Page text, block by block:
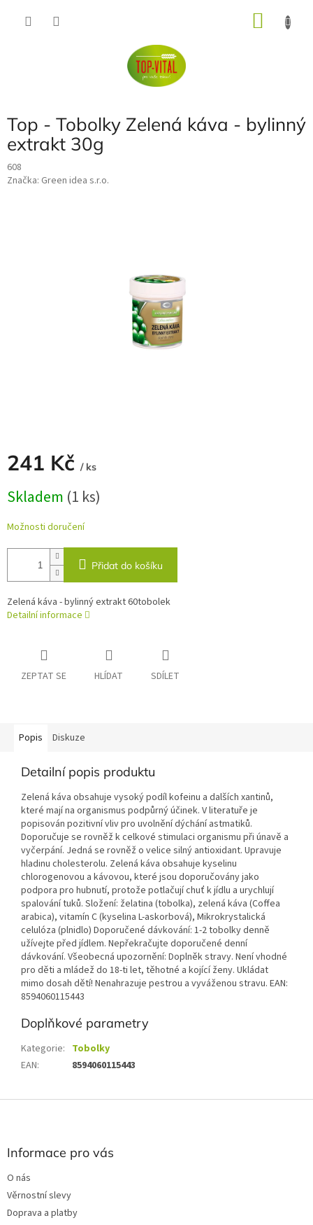
Top - Tobolky Zelená káva - bylinný
extrakt 30g
608
Značka: Green idea s.r.o.
241 Kč / ks
cena:
Skladem (1 ks)
Možnosti doručení
Přidat do košíku
Zelená káva - bylinný extrakt 60tobolek
Detailní informace
ZEPTAT SE HLÍDAT SDÍLET
Popis Diskuze
Detailní popis produktu
Zelená káva obsahuje vysoký podíl kofeinu a dalších xantinů,
které mají na organismus podpůrný účinek. V literatuře je
popisován pozitivní vliv pro uvolnění dýchání astmatiků.
Doporučuje se rovněž k celkové stimulaci organismu při únavě a
vyčerpání. Jedná se rovněž o velice silný antioxidant. Upravuje
hladinu cholesterolu. Zelená káva obsahuje kyselinu
chlorogenovou a kávovou, které jsou doporučovány jako
podpora pro hubnutí, protože potlačují chuť k jídlu a urychlují
spalování tuků. Složení: želatina (tobolka), zelená káva (Coffea
arabica), vitamín C (kyselina L-askorbová), Mikrokrystalická
celulóza (plnidlo) Doporučené dávkování: 1-2 tobolky denně
užívejte před jídlem. Nepřekračujte doporučené denní
dávkování. Všeobecná upozornění: Doplněk stravy. Není vhodné
pro děti a mládež do 18-ti let, těhotné a kojící ženy. Ukládat
mimo dosah dětí! Nenahrazuje pestrou a vyváženou stravu. EAN:
8594060115443
Doplňkové parametry
Kategorie: Tobolky
EAN: 8594060115443
Z
Informace pro vás
O nás
Věrnostní slevy
Doprava a platby